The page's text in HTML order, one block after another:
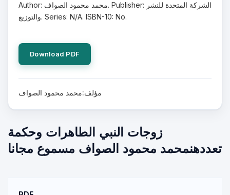
Author: محمد محمود الصواف. Publisher: الشركة المتحدة للنشر
والتوزيع. Series: N/A. ISBN-10: No.
Download PDF
مؤلف:محمد محمود الصواف
زوجات النبي الطاهرات وحكمة
تعددهنمحمد محمود الصواف مسموع مجانا